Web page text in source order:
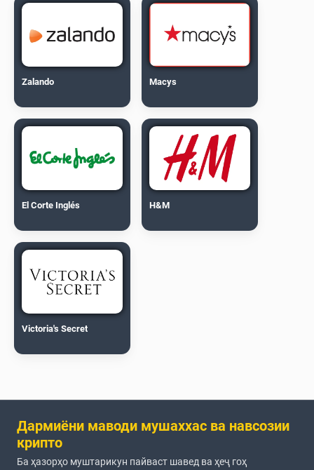
Zalando Macys
El Corte Inglés H&M
Victoria's Secret
Дармиёни маводи мушаххас ва навсозии
крипто
Ба ҳазорҳо муштарикун пайваст шавед ва ҳеҷ гоҳ